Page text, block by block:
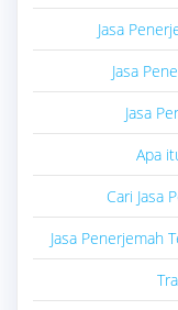
Jasa
Jasa
Jasa
Apa
Cari Jasa
Jasa Penerjemah